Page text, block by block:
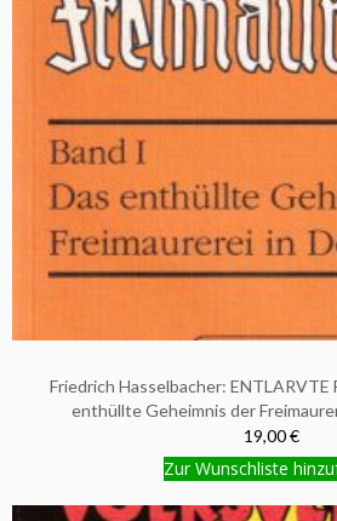
Friedrich Hasselbacher: ENTLARVTE
enthüllte Geheimnis der
19,00 €
Zur Wunschliste